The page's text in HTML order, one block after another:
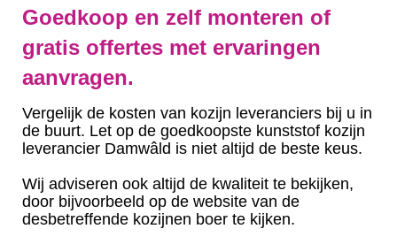
Goedkoop en zelf monteren of
gratis offertes met ervaringen
aanvragen.
Vergelijk de kosten van kozijn leveranciers bij u in
de buurt. Let op de goedkoopste kunststof kozijn
leverancier Damwâld is niet altijd de beste keus.
Wij adviseren ook altijd de kwaliteit te bekijken,
door bijvoorbeeld op de website van de
desbetreffende kozijnen boer te kijken.